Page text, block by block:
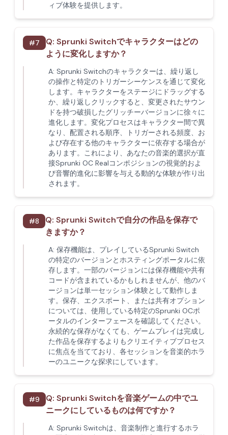
ィブ体験を提供します。
#7 Q: Sprunki Switchでキャラクターはどの
ように変化しますか？
A: Sprunki Switchのキャラクターは、繰り返し
の操作と特定のトリガーシーケンスを通じて変化
します。キャラクターをステージにドラッグする
か、繰り返しクリックすると、変更されたサウン
ドを持つ破損したグリッチーバージョンに徐々に
進化します。変化プロセスはキャラクター間で異
なり、配置される順序、トリガーされる頻度、お
よび存在する他のキャラクターに依存する場合が
あります。これにより、あなたの音楽的選択が直
接Sprunki OC Realコンポジションの視覚的およ
び音響的進化に影響を与える動的な体験が作り出
されます。
#8 Q: Sprunki Switchで自分の作品を保存で
きますか？
A: 保存機能は、プレイしているSprunki Switch
の特定のバージョンとホスティングポータルに依
存します。一部のバージョンには保存機能や共有
コードが含まれているかもしれませんが、他のバ
ージョンは単一セッション体験として動作しま
す。保存、エクスポート、または共有オプション
については、使用している特定のSprunki OCポ
ータルのインターフェースを確認してください。
永続的な保存がなくても、ゲームプレイは完成し
た作品を保存するよりもクリエイティブプロセス
に焦点を当てており、各セッションを音楽的ホラ
ーのユニークな探求にしています。
#9 Q: Sprunki Switchを音楽ゲームの中でユ
ニークにしているものは何ですか？
A: Sprunki Switchは、音楽制作と進行するホラ